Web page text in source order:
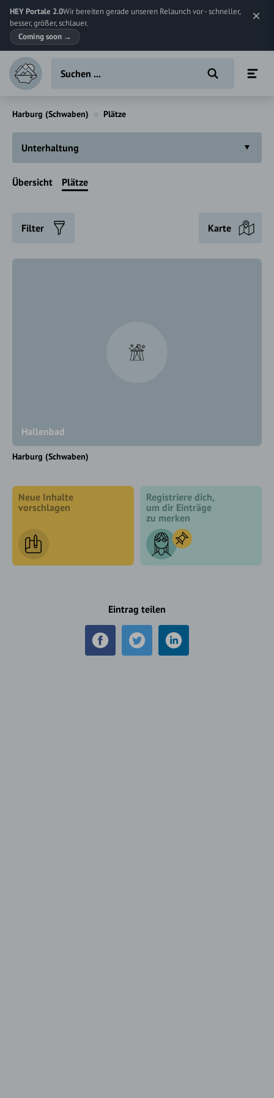
HEY Portale 2.0Wir bereiten gerade unseren Relaunch vor - schneller,
besser, größer, schlauer.
Coming soon →
Harburg (Schwaben) Plätze
Unterhaltung
Übersicht Plätze
Filter Karte
Hallenbad
Harburg (Schwaben)
Neue Inhalte
vorschlagen
Registriere dich,
um dir Einträge
zu merken
Eintrag teilen